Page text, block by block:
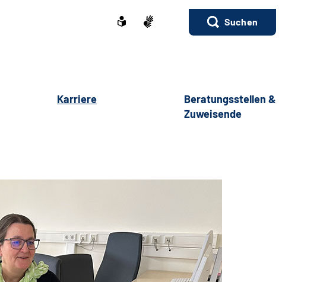
Suchen
Karriere
Beratungsstellen &
Zuweisende